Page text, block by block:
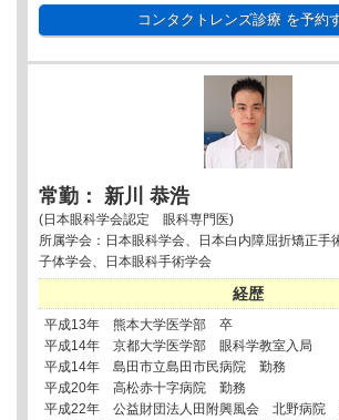
コンタクトレンズ診療を予約
常勤： 新川 恭浩
(日本眼科学会認定 眼科専門医)
所属学会：日本眼科学会、日本白内障屈折矯正手
子体学会、日本眼科手術学会
経歴
平成13年 熊本大学医学部 卒
平成14年 京都大学医学部 眼科学教室入局
平成14年 島田市立島田市民病院 勤務
平成20年 高松赤十字病院 勤務
平成22年 公益財団法人田附興風会 北野病院